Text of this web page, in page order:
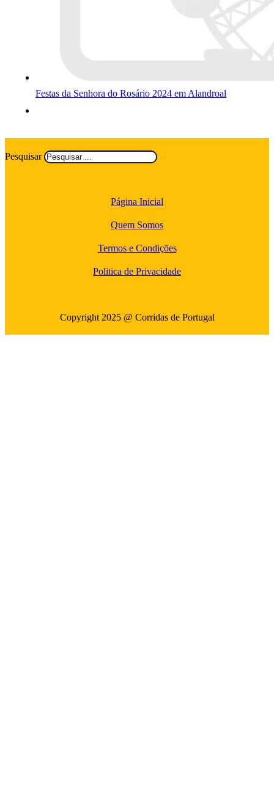
Festas da Senhora do Rosário 2024 em Alandroal
Pesquisar
Página Inicial
Quem Somos
Termos e Condições
Politica de Privacidade
Copyright 2025 @ Corridas de Portugal